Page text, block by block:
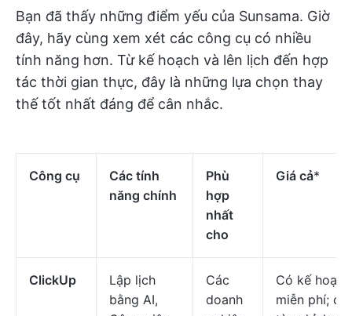
Bạn đã thấy những điểm yếu của Sunsama. Giờ
đây, hãy cùng xem xét các công cụ có nhiều
tính năng hơn. Từ kế hoạch và lên lịch đến hợp
tác thời gian thực, đây là những lựa chọn thay
thế tốt nhất đáng để cân nhắc.
Công cụ
Các tính
năng chính
Phù
hợp
nhất
cho
Giá cả*
ClickUp
Lập lịch
bằng AI,
Các
doanh
Có kế hoạch
miễn phí; có